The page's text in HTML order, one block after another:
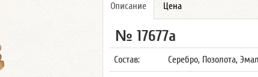
Описание Цена
№ 17677а
Состав: Серебро, Позолота,